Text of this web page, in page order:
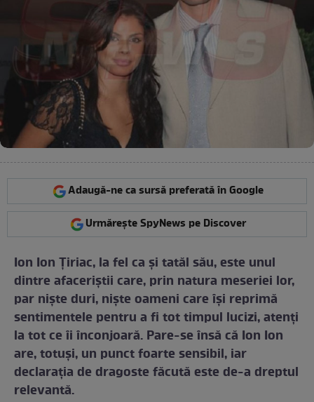
Adaugă-ne ca sursă preferată în Google
Urmărește SpyNews pe Discover
Ion Ion Țiriac, la fel ca și tatăl său, este unul
dintre afaceriștii care, prin natura meseriei lor,
par niște duri, niște oameni care își reprimă
sentimentele pentru a fi tot timpul lucizi, atenți
la tot ce îi înconjoară. Pare-se însă că Ion Ion
are, totuși, un punct foarte sensibil, iar
declarația de dragoste făcută este de-a dreptul
relevantă.